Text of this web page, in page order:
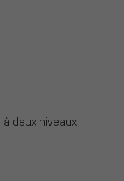
deux niveaux